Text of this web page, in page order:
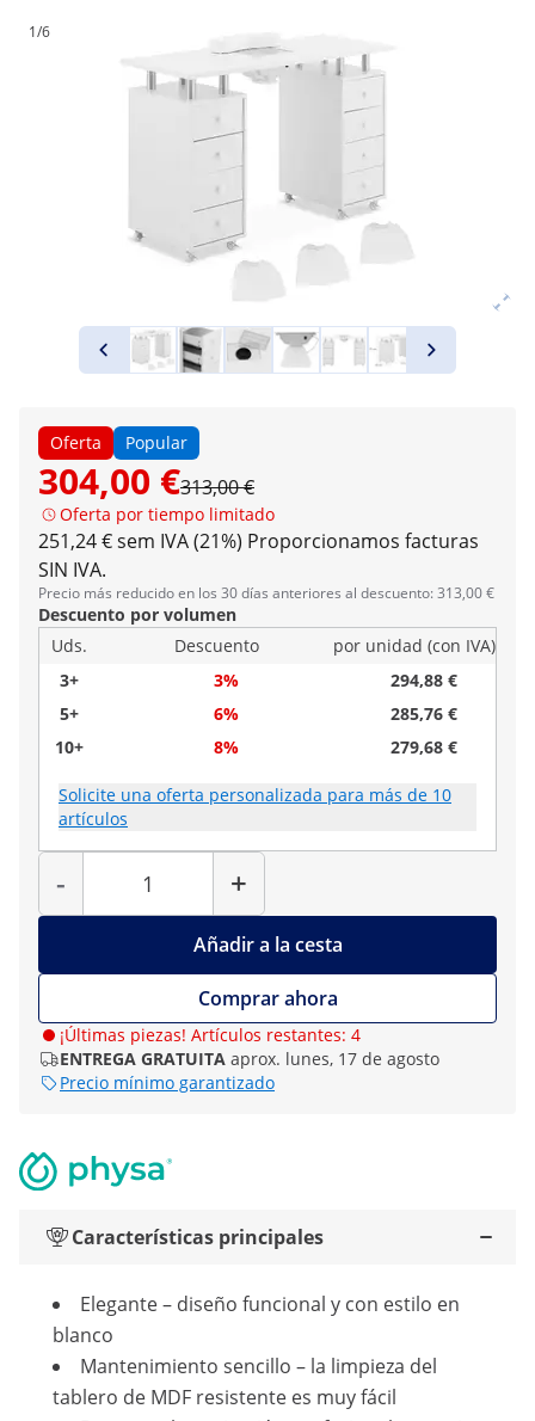
1/6
Oferta Popular
304,00 €313,00 €
Oferta por tiempo limitado
251,24 € sem IVA (21%) Proporcionamos facturas
SIN IVA.
Precio más reducido en los 30 días anteriores al descuento: 313,00 €
Descuento por volumen
Uds.
Descuento
por unidad (con IVA)
3+
3%
294,88 €
5+
6%
285,76 €
10+
8% 279,68 €
Solicite una oferta personalizada para más de 10
artículos
-
Cantidad
+
Añadir a la cesta
Comprar ahora
¡Últimas piezas! Artículos restantes: 4
ENTREGA GRATUITA aprox. lunes, 17 de agosto
Precio mínimo garantizado
Características principales
Elegante – diseño funcional y con estilo en
blanco
Mantenimiento sencillo – la limpieza del
tablero de MDF resistente es muy fácil